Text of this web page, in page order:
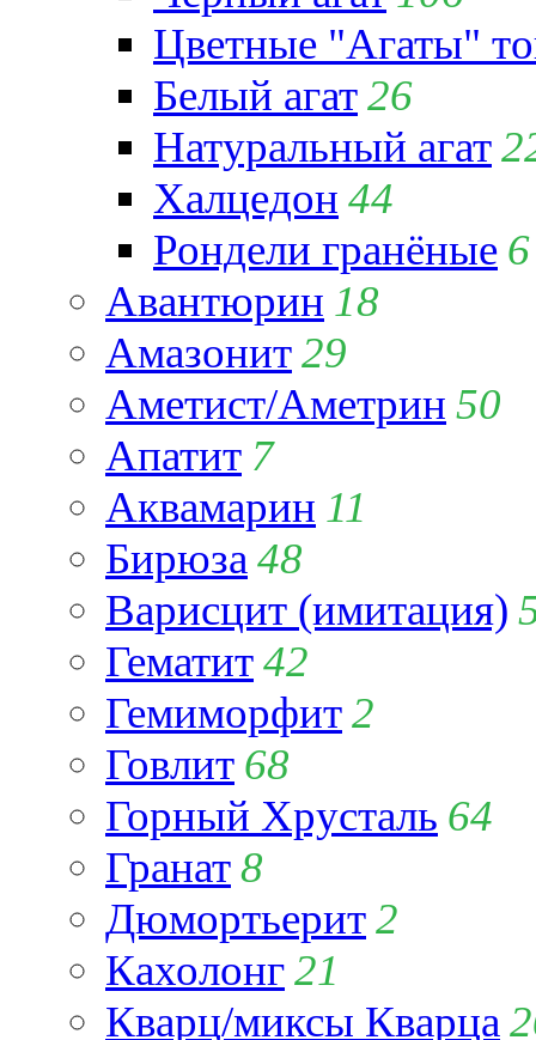
Цветные "Агаты"
Белый агат26
Натуральный агат
Халцедон 44
Рондели гранёные 6
Авантюрин 18
Амазонит29
Аметист/Аметрин 50
Апатит 7
Аквамарин 11
Бирюза 48
Варисцит (имитация)
Гематит42
Гемиморфит2
Говлит 68
Горный Хрусталь 64
Гранат8
Дюмортьерит2
Кахолонг21
Кварц/миксы Кварца